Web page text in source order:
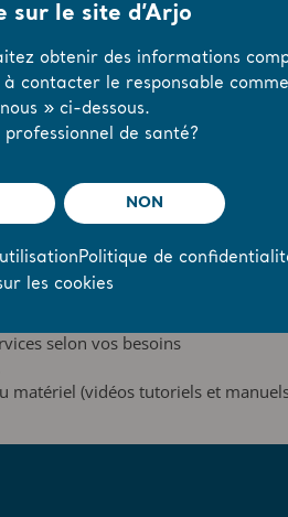
de géolocalisation !
personnalisable et évolutive :
des résidents.
du matériel.
selon vos besoins
matériel (vidéos tutoriels et
sur le site d’Arjo
obtenir des informations
à contacter le responsable
» ci-dessous.
professionnel de santé?
NON
Politique de
les cookies